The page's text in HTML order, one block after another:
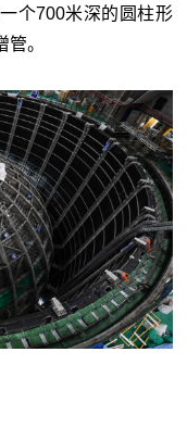
个700米深的圆柱形
。